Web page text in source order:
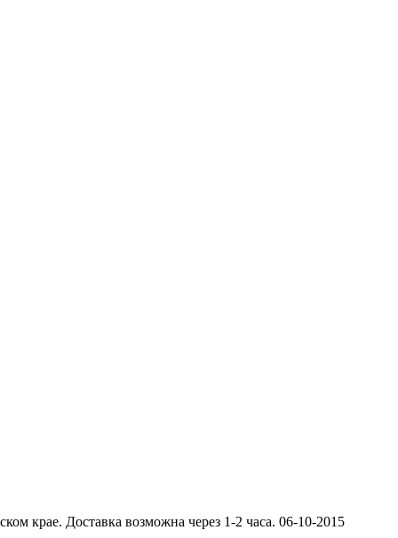
крае. Доставка возможна через 1-2 часа. 06-10-2015